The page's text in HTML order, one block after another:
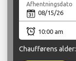
Afhentningsdato
Chaufførens alder: